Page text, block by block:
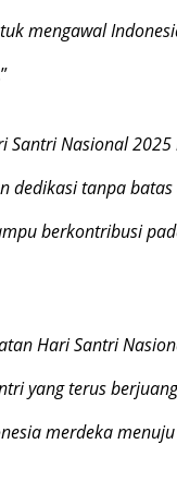
mengawal
Santri Nasional
dedikasi tanpa
berkontribusi
Hari Santri
yang terus
merdeka